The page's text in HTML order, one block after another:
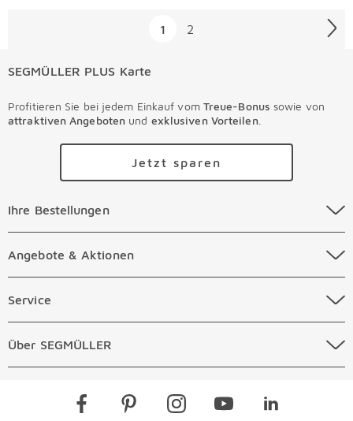
1
2
SEGMÜLLER PLUS Karte
Profitieren Sie bei jedem Einkauf vom Treue-Bonus sowie von
attraktiven Angeboten und exklusiven Vorteilen.
Jetzt sparen
Ihre Bestellungen Überspringen
Ihre Bestellungen
Online Zahlungsarten
Kostenlose Online Retoure
Angebote & Aktionen Überspringen
Angebote & Aktionen
Prospekte
Service Überspringen
Service
Beratungstermin Küchen
Über SEGMÜLLER Überspringen
Über SEGMÜLLER